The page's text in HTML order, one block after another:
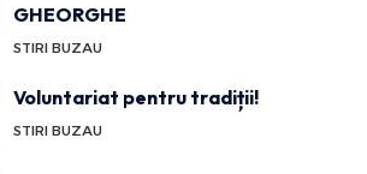
GHEORGHE
STIRI BUZAU
Voluntariat pentru tradiții!
STIRI BUZAU